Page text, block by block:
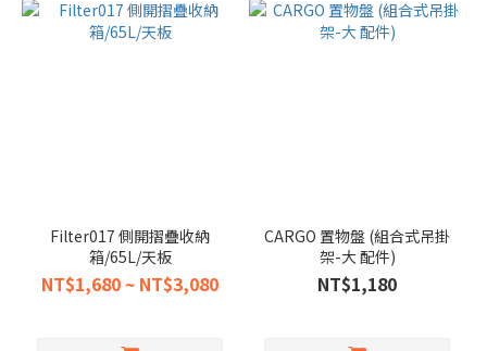
Filter017 側開摺疊收納
箱/65L/天板
NT$1,680 ~ NT$3,080
CARGO 置物盤 (組合式吊掛
架-大 配件)
NT$1,180